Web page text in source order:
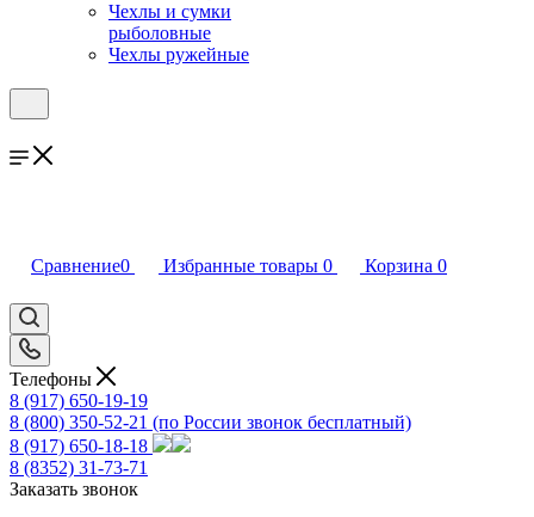
Чехлы и сумки
рыболовные
Чехлы ружейные
Сравнение0 Избранные товары 0 Корзина 0
Телефоны
8 (917) 650-19-19
8 (800) 350-52-21 (по России звонок бесплатный)
8 (917) 650-18-18
8 (8352) 31-73-71
Заказать звонок